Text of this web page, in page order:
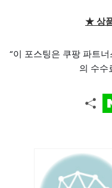
★ 상
“이 포스팅은 쿠팡 파트
의 수수